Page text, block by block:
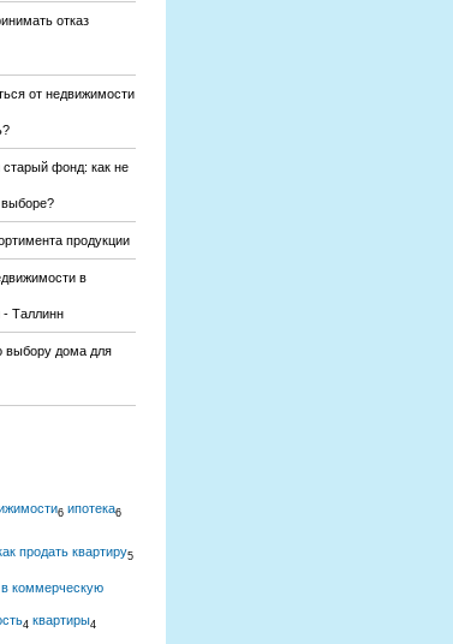
отказ
от недвижимости
старый фонд: как не
выборе?
продукции
в
- Таллинн
выбору дома для
6 ипотека6
продать квартиру5
в коммерческую
4 квартиры4